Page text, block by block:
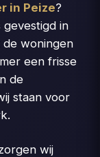
in Peize?
in
woningen
een frisse
de
staan voor
wij